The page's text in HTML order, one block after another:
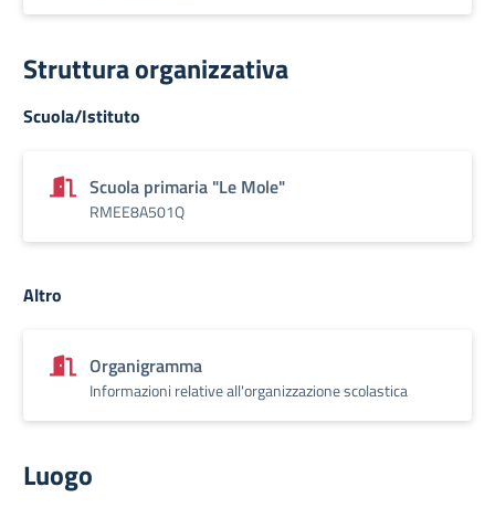
Struttura organizzativa
Scuola/Istituto
Scuola primaria "Le Mole"
RMEE8A501Q
Altro
Organigramma
Informazioni relative all'organizzazione scolastica
Luogo